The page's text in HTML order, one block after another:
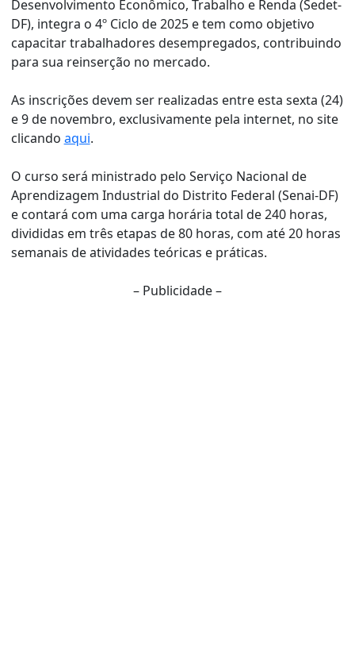
Desenvolvimento Econômico, Trabalho e Renda (Sedet-
DF), integra o 4º Ciclo de 2025 e tem como objetivo
capacitar trabalhadores desempregados, contribuindo
para sua reinserção no mercado.
As inscrições devem ser realizadas entre esta sexta (24)
e 9 de novembro, exclusivamente pela internet, no site
clicando aqui.
O curso será ministrado pelo Serviço Nacional de
Aprendizagem Industrial do Distrito Federal (Senai-DF)
e contará com uma carga horária total de 240 horas,
divididas em três etapas de 80 horas, com até 20 horas
semanais de atividades teóricas e práticas.
– Publicidade –